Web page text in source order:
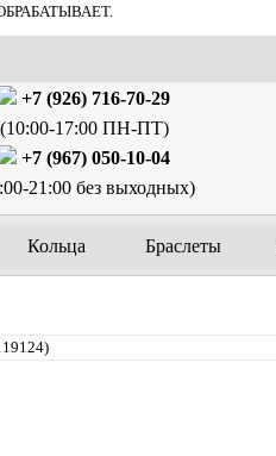
+7 (926) 716-70-29
(10:00-17:00 ПН-ПТ)
+7 (967) 050-10-04
21:00 без выходных)
Кольца Браслеты